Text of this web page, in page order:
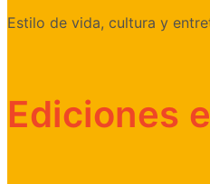
Estilo de vida, cultura y
Ediciones